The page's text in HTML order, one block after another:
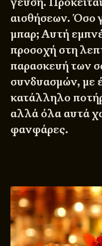
αισθήσεων. Όσο
μπαρ; Αυτή
προσοχή στη
παρασκευή των
συνδυασμών, με
κατάλληλο
αλλά όλα αυτά
φανφάρες.